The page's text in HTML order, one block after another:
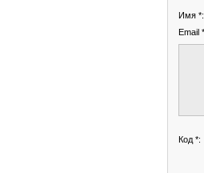
Имя *:
Email
Код *: